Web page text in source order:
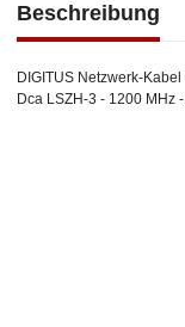
Beschreibung
DIGITUS Netzwerk-
Dca LSZH-3 - 1200 MHz